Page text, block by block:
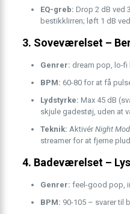
EQ-greb: Drop 2 dB ved
bestikklirren; løft 1 dB
3. Soveværelset –
Genrer: dream pop, lo-
BPM: 60-80 for at få
Lydstyrke: Max 45 dB
skjule gadestøj, uden at
Teknik: Aktivér Night
streamer for at fjerne
4. Badeværelset –
Genrer: feel-good pop,
BPM: 90-105 – svarer til